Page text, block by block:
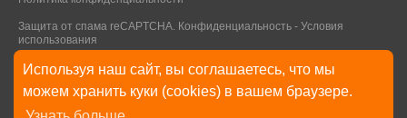
Используя наш сайт, вы соглашаетесь, что мы
можем хранить куки (cookies) в вашем браузере.
Защита от спама reCAPTCHA. Конфиденциальность - Условия
использования
* Указанные на Сайте цены, комплектации, описания и технические
характеристики могут быть изменены в любое время без уведомления